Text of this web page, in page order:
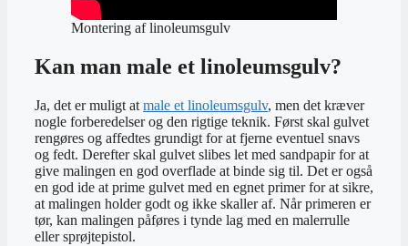
Montering af linoleumsgulv
Kan man male et linoleumsgulv?
Ja, det er muligt at male et linoleumsgulv, men det kræver
nogle forberedelser og den rigtige teknik. Først skal gulvet
rengøres og affedtes grundigt for at fjerne eventuel snavs
og fedt. Derefter skal gulvet slibes let med sandpapir for at
give malingen en god overflade at binde sig til. Det er også
en god ide at prime gulvet med en egnet primer for at sikre,
at malingen holder godt og ikke skaller af. Når primeren er
tør, kan malingen påføres i tynde lag med en malerrulle
eller sprøjtepistol.